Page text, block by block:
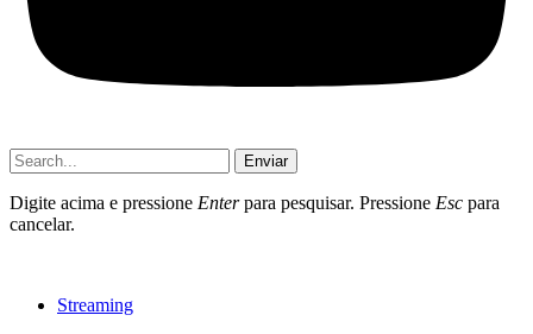
Enviar
Digite acima e pressione Enterpara pesquisar. Pressione Esc para
cancelar.
Streaming